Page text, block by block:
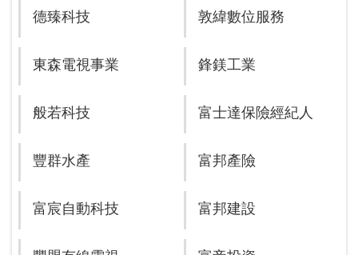
德臻科技 敦緯數位服務
東森電視事業 鋒鎂工業
般若科技 富士達保險經紀人
豐群水產 富邦產險
富宸自動科技 富邦建設